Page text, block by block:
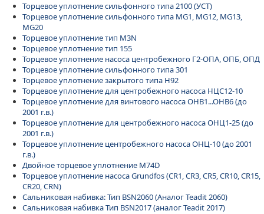
Торцевое уплотнение сильфонного типа 2100 (УСТ)
Торцевое уплотнение сильфонного типа MG1, MG12, MG13,
MG20
Торцевое уплотнение тип M3N
Торцевое уплотнение тип 155
Торцевое уплотнение насоса центробежного Г2-ОПА, ОПБ, ОПД
Торцевое уплотнение сильфонного типа 301
Торцевое уплотнение закрытого типа H92
Торцевое уплотнение для центробежного насоса НЦС12-10
Торцевое уплотнение для винтового насоса ОНВ1...ОНВ6 (до
2001 г.в.)
Торцевое уплотнение для центробежного насоса ОНЦ1-25 (до
2001 г.в.)
Торцевое уплотнение центробежного насоса ОНЦ-10 (до 2001
г.в.)
Двойное торцевое уплотнение M74D
Торцевое уплотнение насоса Grundfos (CR1, CR3, CR5, CR10, CR15,
CR20, CRN)
Сальниковая набивка: Тип BSN2060 (Аналог Teadit 2060)
Сальниковая набивка Тип BSN2017 (аналог Teadit 2017)